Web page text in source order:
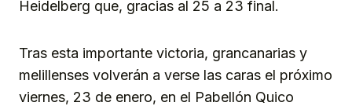
Heidelberg que, gracias al 25 a 23 final.
Tras esta importante victoria, grancanarias y
melillenses volverán a verse las caras el próximo
viernes, 23 de enero, en el Pabellón Quico